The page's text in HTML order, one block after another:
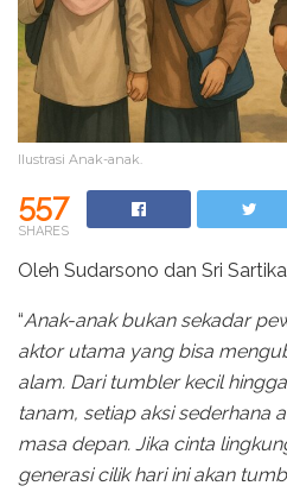
Ilustrasi Anak-anak.
557
SHARES
Oleh Sudarsono dan Sri
“Anak-anak bukan sekadar
aktor utama yang bisa
alam. Dari tumbler kecil
tanam, setiap aksi sederhana
masa depan. Jika cinta
generasi cilik hari ini akan